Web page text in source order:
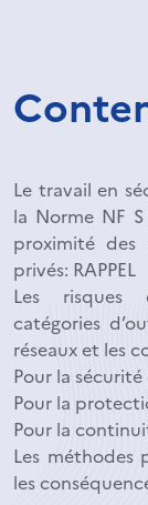
Le travail en
la Norme NF
proximité des
privés: RAPPEL
Les risques
catégories
réseaux et les
Pour la
Pour la
Pour la
Les méthodes
les